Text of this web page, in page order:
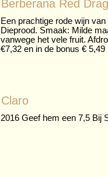
Berberana Red
Een prachtige rode wijn
Dieprood. Smaak: Milde
vanwege het vele fruit.
€7,32 en in de bonus €
Claro
2016 Geef hem een 7,5 Bij